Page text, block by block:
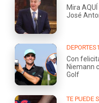
Mira
José
Con
Niemann
Golf
TE PUEDE